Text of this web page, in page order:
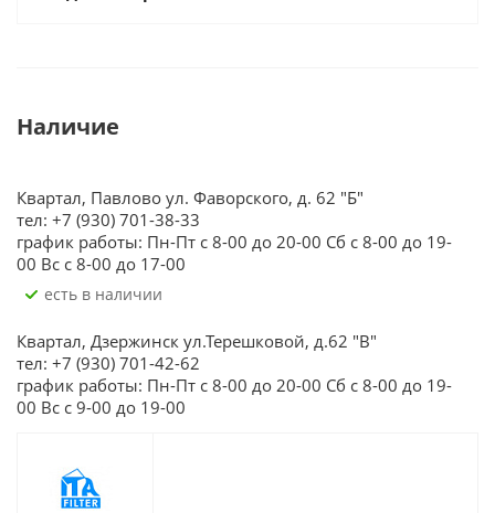
Наличие
Квартал, Павлово ул. Фаворского, д. 62 "Б"
тел: +7 (930) 701-38-33
график работы: Пн-Пт с 8-00 до 20-00 Сб с 8-00 до 19-
00 Вс с 8-00 до 17-00
Есть в наличии
Квартал, Дзержинск ул.Терешковой, д.62 "В"
тел: +7 (930) 701-42-62
график работы: Пн-Пт с 8-00 до 20-00 Сб с 8-00 до 19-
00 Вс с 9-00 до 19-00